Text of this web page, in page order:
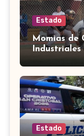
Estado
Momias de
a la final
Estado